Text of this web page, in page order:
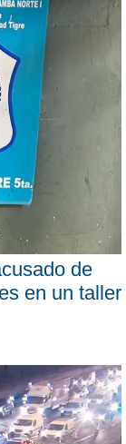
de
en un taller